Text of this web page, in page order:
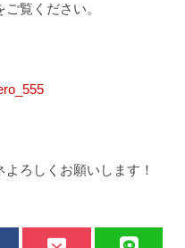
覧ください。
ろしくお願いします！